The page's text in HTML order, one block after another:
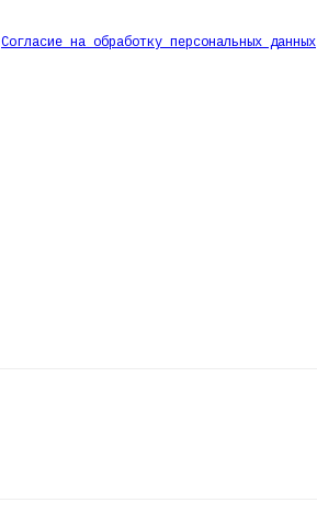
Согласие на обработку персональных данных